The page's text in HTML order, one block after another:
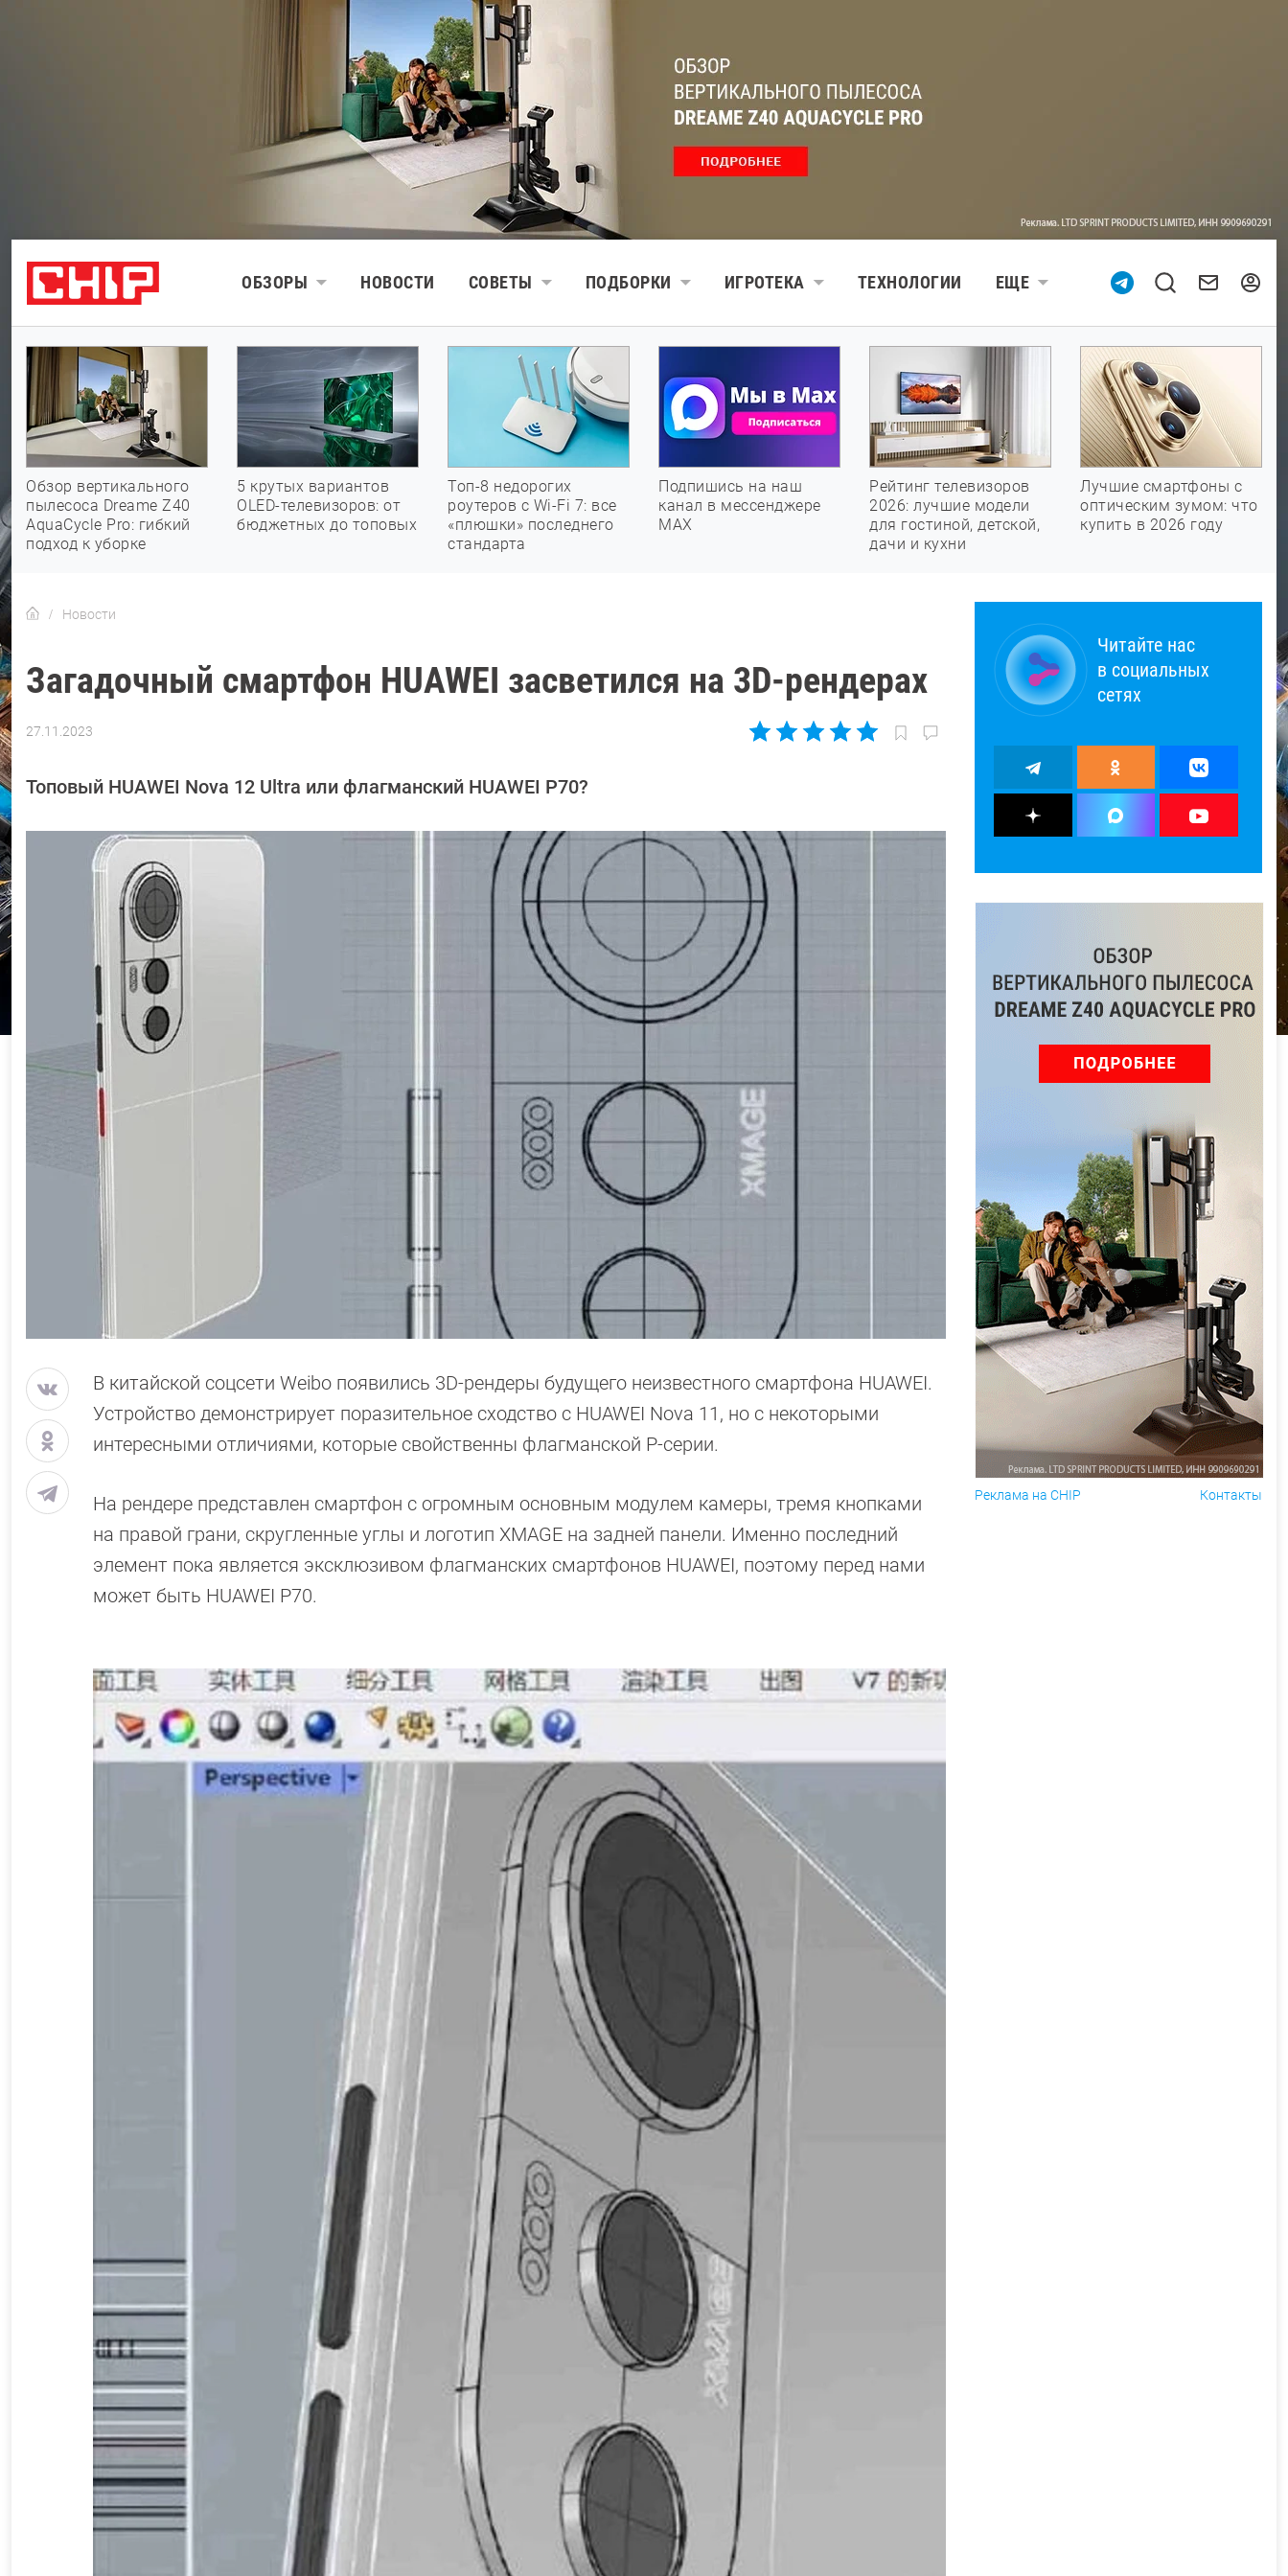
ОБЗОРЫ НОВОСТИ СОВЕТЫ ПОДБОРКИ ИГРОТЕКА ТЕХНОЛОГИИ ЕЩЕ
Обзор вертикального
пылесоса Dreame Z40
AquaCycle Pro: гибкий
подход к уборке
5 крутых вариантов
OLED-телевизоров: от
бюджетных до топовых
Топ-8 недорогих
роутеров с Wi-Fi 7: все
«плюшки» последнего
стандарта
Подпишись на наш
канал в мессенджере
МАХ
Рейтинг телевизоров
2026: лучшие модели
для гостиной, детской,
дачи и кухни
Лучшие смартфоны с
оптическим зумом: что
купить в 2026 году
Новости
Загадочный смартфон HUAWEI засветился на 3D-рендерах
27.11.2023
Довлатова
Топовый HUAWEI Nova 12 Ultra или флагманский HUAWEI P70?
В китайской соцсети Weibo появились 3D-рендеры будущего неизвестного смартфона HUAWEI.
Устройство демонстрирует поразительное сходство с HUAWEI Nova 11, но с некоторыми
интересными отличиями, которые свойственны флагманской P-серии.
На рендере представлен смартфон с огромным основным модулем камеры, тремя кнопками
на правой грани, скругленные углы и логотип XMAGE на задней панели. Именно последний
элемент пока является эксклюзивом флагманских смартфонов HUAWEI, поэтому перед нами
может быть HUAWEI P70.
Читайте нас
в социальных
сетях
Реклама на CHIP Контакты